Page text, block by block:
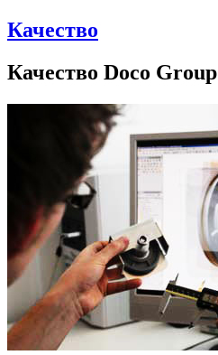
Качество
Качество Doco Group